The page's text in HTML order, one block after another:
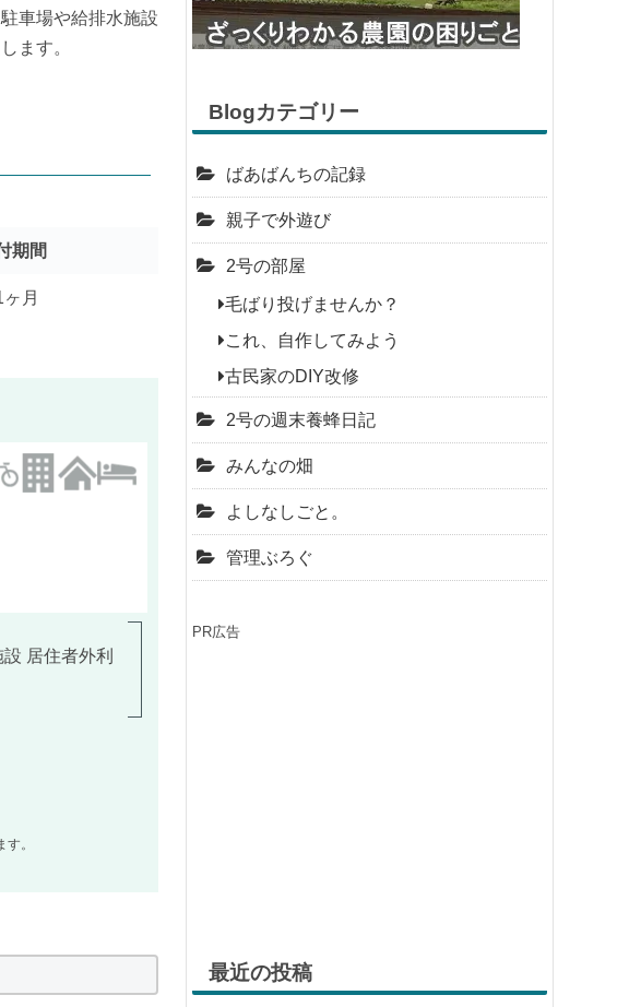
車場や給排水施設
ます。
期間
ヶ月
居住者外利
。
Blogカテゴリー
ばあばんちの記録
親子で外遊び
2号の部屋
毛ばり投げませんか？
これ、自作してみよう
古民家のDIY改修
2号の週末養蜂日記
みんなの畑
よしなしごと。
管理ぶろぐ
PR広告
最近の投稿